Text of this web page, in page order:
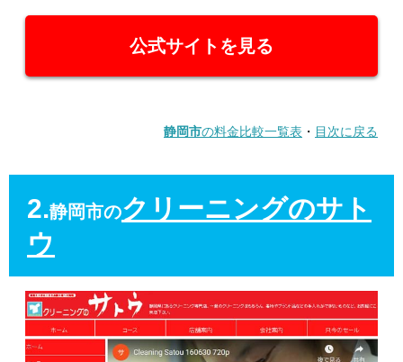
公式サイトを見る
静岡市の料金比較一覧表 ・ 目次に戻る
2.静岡市のクリーニングのサト
ウ